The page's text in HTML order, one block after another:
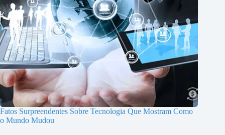
Fatos Surpreendentes Sobre Tecnologia Que Mostram Como
o Mundo Mudou